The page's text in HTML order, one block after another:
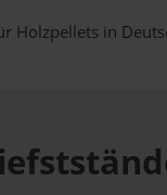
Holzpellets in